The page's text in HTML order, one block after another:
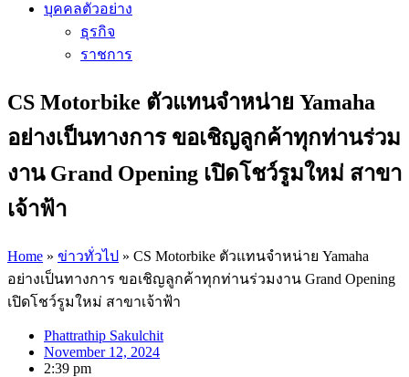
บุคคลตัวอย่าง
ธุรกิจ
ราชการ
CS Motorbike ตัวแทนจำหน่าย Yamaha
อย่างเป็นทางการ ขอเชิญลูกค้าทุกท่านร่วม
งาน Grand Opening เปิดโชว์รูมใหม่ สาขา
เจ้าฟ้า
Home » ข่าวทั่วไป » CS Motorbike ตัวแทนจำหน่าย Yamaha
อย่างเป็นทางการ ขอเชิญลูกค้าทุกท่านร่วมงาน Grand Opening
เปิดโชว์รูมใหม่ สาขาเจ้าฟ้า
Phattrathip Sakulchit
November 12, 2024
2:39 pm